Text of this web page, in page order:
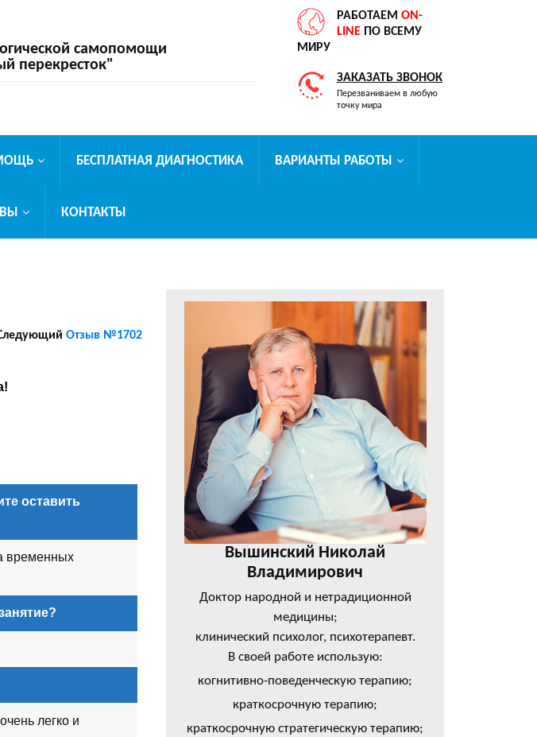
самопомощи
перекресток"
РАБОТАЕМ ON-
LINE ПО ВСЕМУ
МИРУ
ЗАКАЗАТЬ ЗВОНОК
Перезваниваем в любую
точку мира
БЕСПЛАТНАЯ ДИАГНОСТИКА ВАРИАНТЫ РАБОТЫ
КОНТАКТЫ
Отзыв №1702
оставить
временных
легко и
Вышинский Николай
Владимирович
Доктор народной и нетрадиционной
медицины;
клинический психолог, психотерапевт.
В своей работе использую:
когнитивно-поведенческую терапию;
краткосрочную терапию;
краткосрочную стратегическую терапию;